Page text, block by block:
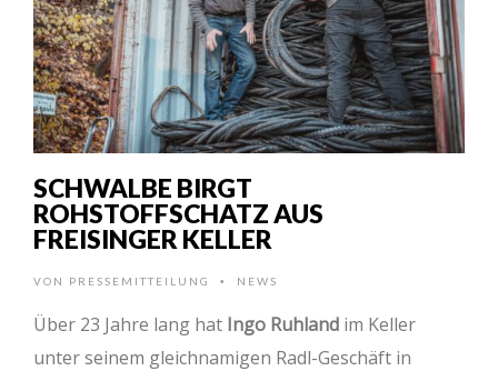
SCHWALBE BIRGT
ROHSTOFFSCHATZ AUS
FREISINGER KELLER
VON PRESSEMITTEILUNG • NEWS
Über 23 Jahre lang hat Ingo Ruhland im Keller
unter seinem gleichnamigen Radl-Geschäft in